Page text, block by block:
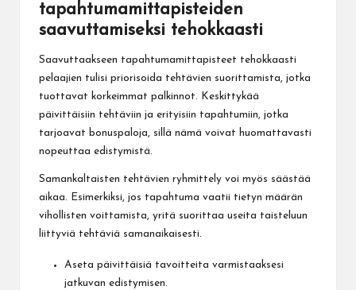
tapahtumamittapisteiden
saavuttamiseksi tehokkaasti
Saavuttaakseen tapahtumamittapisteet tehokkaasti
pelaajien tulisi priorisoida tehtävien suorittamista, jotka
tuottavat korkeimmat palkinnot. Keskittykää
päivittäisiin tehtäviin ja erityisiin tapahtumiin, jotka
tarjoavat bonuspaloja, sillä nämä voivat huomattavasti
nopeuttaa edistymistä.
Samankaltaisten tehtävien ryhmittely voi myös säästää
aikaa. Esimerkiksi, jos tapahtuma vaatii tietyn määrän
vihollisten voittamista, yritä suorittaa useita taisteluun
liittyviä tehtäviä samanaikaisesti.
Aseta päivittäisiä tavoitteita varmistaaksesi
jatkuvan edistymisen.